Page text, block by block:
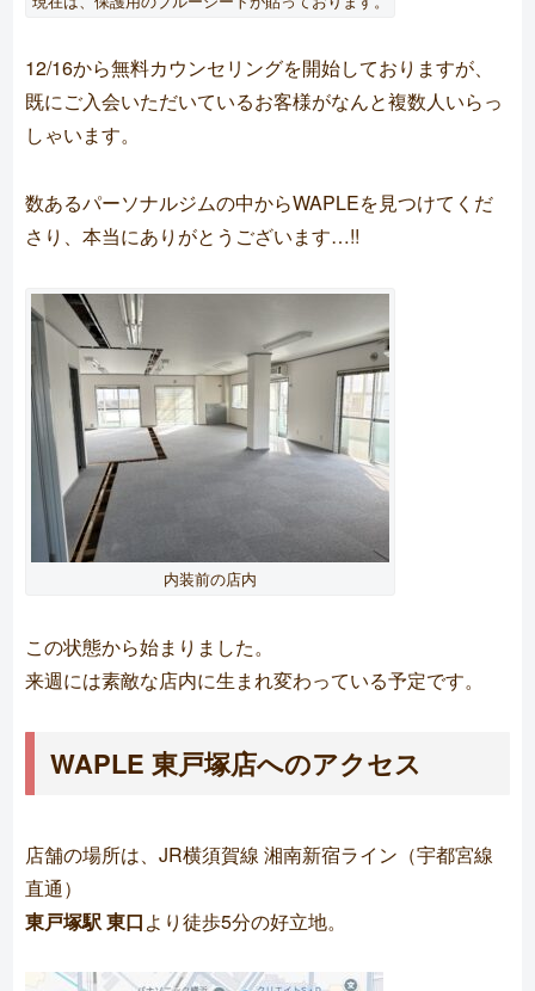
12/16から無料カウンセリングを開始しておりますが、
既にご入会いただいているお客様がなんと複数人いらっ
しゃいます。
数あるパーソナルジムの中からWAPLEを見つけてくだ
さり、本当にありがとうございます…!!
内装前の店内
この状態から始まりました。
来週には素敵な店内に生まれ変わっている予定です。
WAPLE 東戸塚店へのアクセス
店舗の場所は、JR横須賀線 湘南新宿ライン（宇都宮線
直通）
東戸塚駅 東口より徒歩5分の好立地。